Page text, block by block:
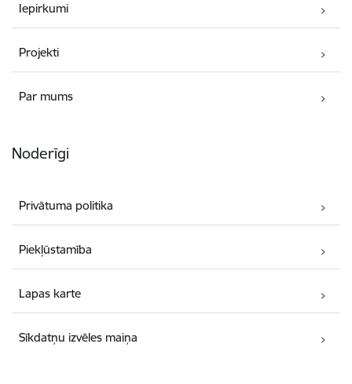
Iepirkumi
Projekti
Par mums
Noderīgi
Privātuma politika
Piekļūstamība
Lapas karte
Sīkdatņu izvēles maiņa